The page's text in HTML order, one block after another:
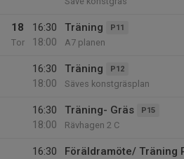
18
Tor
16:30
18:00
Träning P11
A7 planen
16:30
18:00
Träning P12
Säves konstgräsplan
16:30
18:00
Träning- Gräs P15
Rävhagen 2 C
16:30
Föräldramöte/ Träning